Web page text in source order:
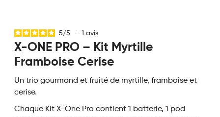
5/5 - 1 avis
X-ONE PRO – Kit Myrtille
Framboise Cerise
Un trio gourmand et fruité de myrtille, framboise et
cerise.
Chaque Kit X-One Pro contient 1 batterie, 1 pod